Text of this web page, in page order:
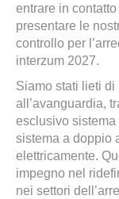
entrare in
presentare le
controllo per
interzum 2027.
Siamo stati lieti di
all’avanguardia,
esclusivo sistema
sistema a doppio
elettricamente.
impegno nel
nei settori